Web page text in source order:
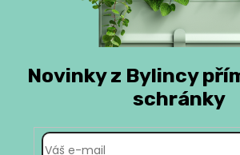
Novinky z Bylincy
schránky